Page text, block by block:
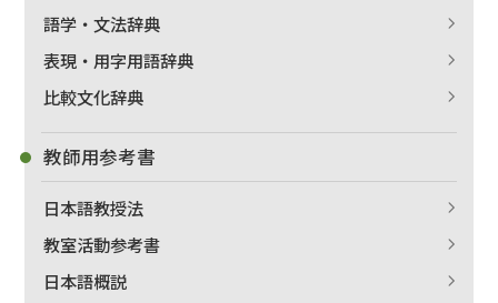
語学・文法辞典
表現・用字用語辞典
比較文化辞典
教師用参考書
日本語教授法
教室活動参考書
日本語概説